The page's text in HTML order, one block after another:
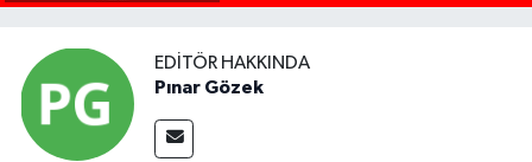
EDITÖR HAKKINDA
Pınar Gözek